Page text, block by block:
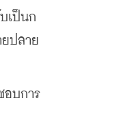
เป็นก
ปลาย
บการ